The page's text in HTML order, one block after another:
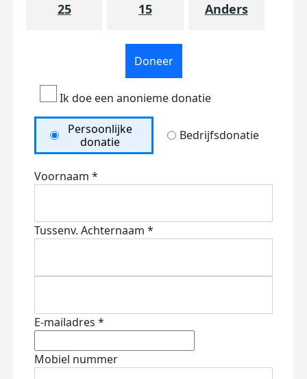
25 15 Anders
Doneer
Ik doe een anonieme donatie
Persoonlijke
donatie
Bedrijfsdonatie
Voornaam *
Tussenv. Achternaam *
E-mailadres *
Mobiel nummer